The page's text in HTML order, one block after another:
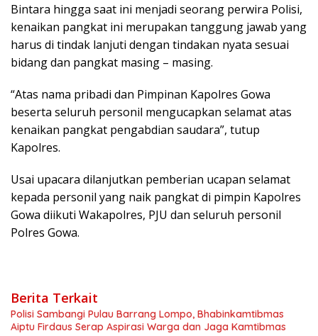
Bintara hingga saat ini menjadi seorang perwira Polisi,
kenaikan pangkat ini merupakan tanggung jawab yang
harus di tindak lanjuti dengan tindakan nyata sesuai
bidang dan pangkat masing – masing.
“Atas nama pribadi dan Pimpinan Kapolres Gowa
beserta seluruh personil mengucapkan selamat atas
kenaikan pangkat pengabdian saudara”, tutup
Kapolres.
Usai upacara dilanjutkan pemberian ucapan selamat
kepada personil yang naik pangkat di pimpin Kapolres
Gowa diikuti Wakapolres, PJU dan seluruh personil
Polres Gowa.
Berita Terkait
Polisi Sambangi Pulau Barrang Lompo, Bhabinkamtibmas
Aiptu Firdaus Serap Aspirasi Warga dan Jaga Kamtibmas